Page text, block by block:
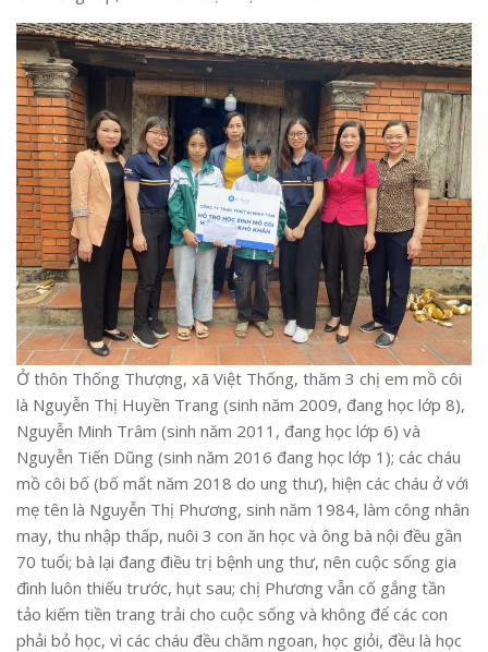
Ở thôn Thống Thượng, xã Việt Thống, thăm 3 chị em mồ côi
là Nguyễn Thị Huyền Trang (sinh năm 2009, đang học lớp 8),
Nguyễn Minh Trâm (sinh năm 2011, đang học lớp 6) và
Nguyễn Tiến Dũng (sinh năm 2016 đang học lớp 1); các cháu
mồ côi bố (bố mất năm 2018 do ung thư), hiện các cháu ở với
mẹ tên là Nguyễn Thị Phương, sinh năm 1984, làm công nhân
may, thu nhập thấp, nuôi 3 con ăn học và ông bà nội đều gần
70 tuổi; bà lại đang điều trị bệnh ung thư, nên cuộc sống gia
đình luôn thiếu trước, hụt sau; chị Phương vẫn cố gắng tần
tảo kiếm tiền trang trải cho cuộc sống và không để các con
phải bỏ học, vì các cháu đều chăm ngoan, học giỏi, đều là học